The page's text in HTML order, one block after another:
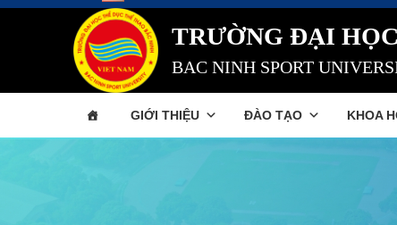
TRƯỜNG ĐẠI
BAC NINH SPORT
GIỚI THIỆU ĐÀO TẠO KHOA